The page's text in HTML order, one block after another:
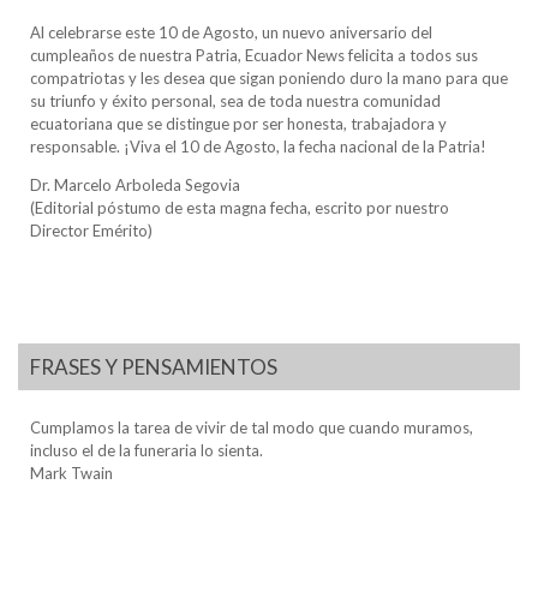
Al celebrarse este 10 de Agosto, un nuevo aniversario del
cumpleaños de nuestra Patria, Ecuador News felicita a todos sus
compatriotas y les desea que sigan poniendo duro la mano para que
su triunfo y éxito personal, sea de toda nuestra comunidad
ecuatoriana que se distingue por ser honesta, trabajadora y
responsable. ¡Viva el 10 de Agosto, la fecha nacional de la Patria!
Dr. Marcelo Arboleda Segovia
(Editorial póstumo de esta magna fecha, escrito por nuestro
Director Emérito)
FRASES Y PENSAMIENTOS
Cumplamos la tarea de vivir de tal modo que cuando muramos,
incluso el de la funeraria lo sienta.
Mark Twain